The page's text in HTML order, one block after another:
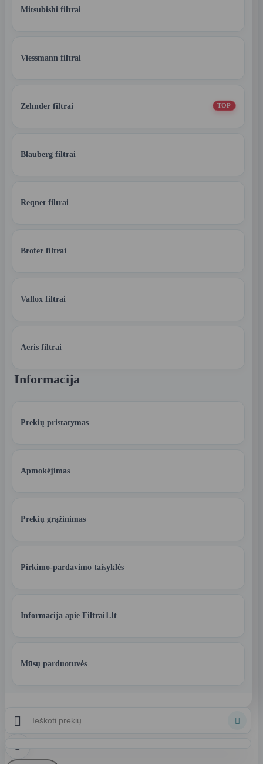
Mitsubishi filtrai
Viessmann filtrai
Zehnder filtrai TOP
Blauberg filtrai
Reqnet filtrai
Brofer filtrai
Vallox filtrai
Aeris filtrai
Informacija
Prekių pristatymas
Apmokėjimas
Prekių grąžinimas
Pirkimo-pardavimo taisyklės
Informacija apie Filtrai1.lt
Mūsų parduotuvės
 
